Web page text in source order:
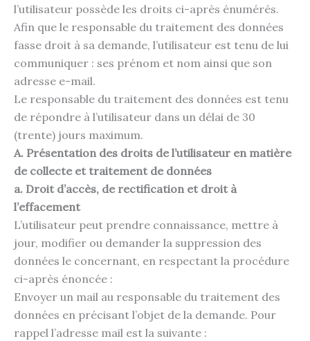
l’utilisateur possède les droits ci-après énumérés.
Afin que le responsable du traitement des données
fasse droit à sa demande, l’utilisateur est tenu de lui
communiquer : ses prénom et nom ainsi que son
adresse e-mail.
Le responsable du traitement des données est tenu
de répondre à l’utilisateur dans un délai de 30
(trente) jours maximum.
A. Présentation des droits de l’utilisateur en matière
de collecte et traitement de données
a. Droit d’accès, de rectification et droit à
l’effacement
L’utilisateur peut prendre connaissance, mettre à
jour, modifier ou demander la suppression des
données le concernant, en respectant la procédure
ci-après énoncée :
Envoyer un mail au responsable du traitement des
données en précisant l’objet de la demande. Pour
rappel l’adresse mail est la suivante :